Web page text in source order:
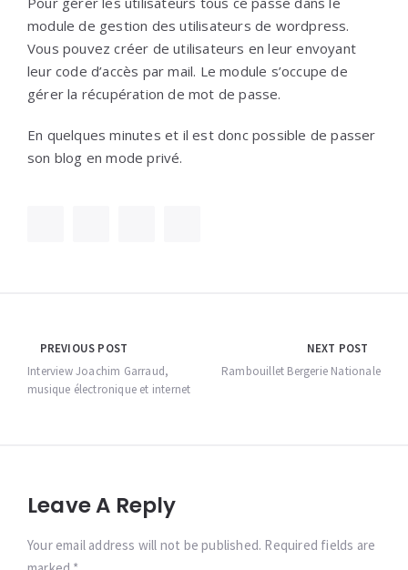
module de gestion des utilisateurs de wordpress.
Vous pouvez créer de utilisateurs en leur envoyant
leur code d’accès par mail. Le module s’occupe de
gérer la récupération de mot de passe.
En quelques minutes et il est donc possible de passer
son blog en mode privé.
Navigation
de
l’article
PREVIOUS POST
Interview Joachim Garraud,
musique électronique et internet
NEXT POST
Rambouillet Bergerie Nationale
Leave A Reply
Your email address will not be published. Required fields are